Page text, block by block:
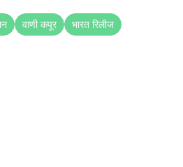
वाणी कपूर भारत रिलीज